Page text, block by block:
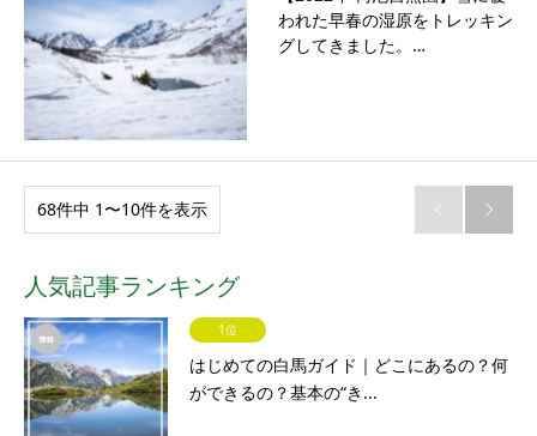
われた早春の湿原をトレッキン
グしてきました。…
68件中 1〜10件を表示  
人気記事ランキング
1位
はじめての白馬ガイド｜どこにあるの？何
ができるの？基本の“き...